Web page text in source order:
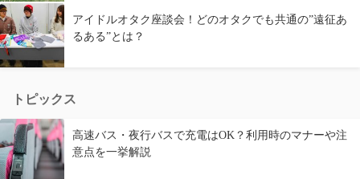
アイドルオタク座談会！どのオタクでも共通の”遠征あ
るある”とは？
トピックス
高速バス・夜行バスで充電はOK？利用時のマナーや注
意点を一挙解説